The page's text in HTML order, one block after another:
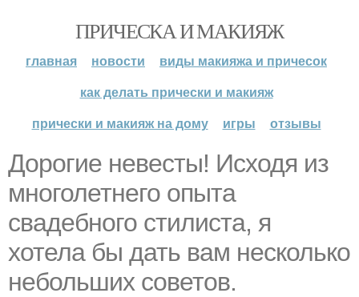
ПРИЧЕСКА И МАКИЯЖ
главная новости
виды макияжа и причесок
как делать прически и макияж
прически и макияж на дому
игры отзывы
Дорогие невесты! Исходя из
многолетнего опыта
свадебного стилиста, я
хотела бы дать вам несколько
небольших советов.